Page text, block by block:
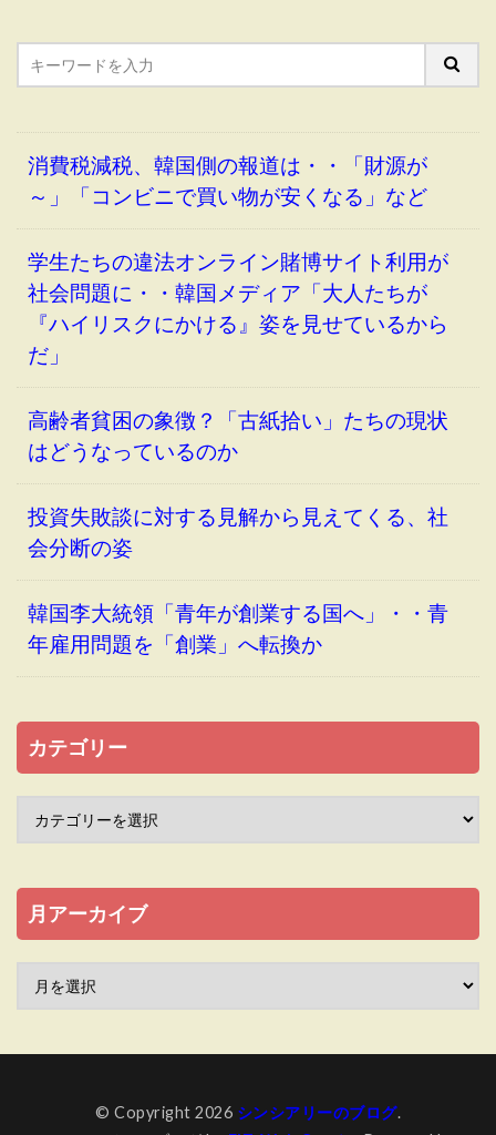
消費税減税、韓国側の報道は・・「財源が
～」「コンビニで買い物が安くなる」など
学生たちの違法オンライン賭博サイト利用が
社会問題に・・韓国メディア「大人たちが
『ハイリスクにかける』姿を見せているから
だ」
高齢者貧困の象徴？「古紙拾い」たちの現状
はどうなっているのか
投資失敗談に対する見解から見えてくる、社
会分断の姿
韓国李大統領「青年が創業する国へ」・・青
年雇用問題を「創業」へ転換か
カテゴリー
月アーカイブ
© Copyright 2026 シンシアリーのブログ.